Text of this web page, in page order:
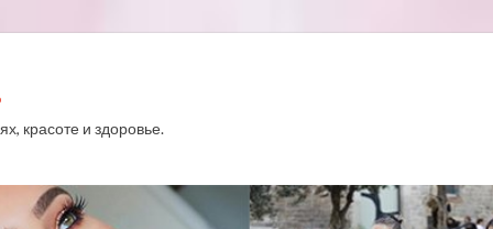
красоте и здоровье.